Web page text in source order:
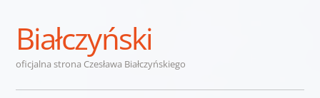
Białczyński
oficjalna strona Czesława Białczyńskiego